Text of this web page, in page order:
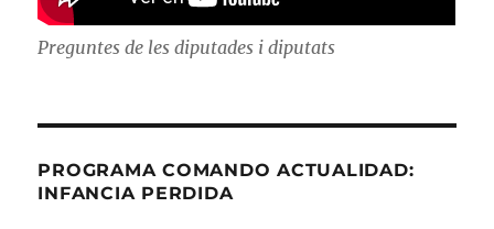
Preguntes de les diputades i diputats
PROGRAMA COMANDO ACTUALIDAD:
INFANCIA PERDIDA